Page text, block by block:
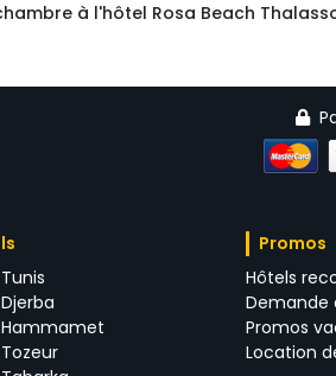
à l'hôtel Rosa Beach
Promos
Hôtels
Demande
Promos
Location